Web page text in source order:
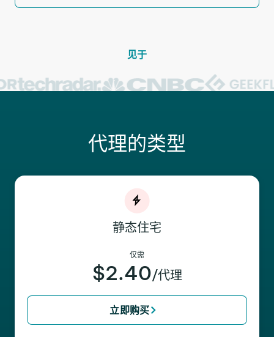
见于
代理的类型
静态住宅
仅需
$2.40/代理
立即购买